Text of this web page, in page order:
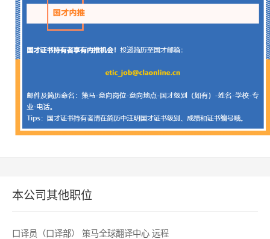
本公司其他职位
口译员（口译部） 策马全球翻译中心 远程